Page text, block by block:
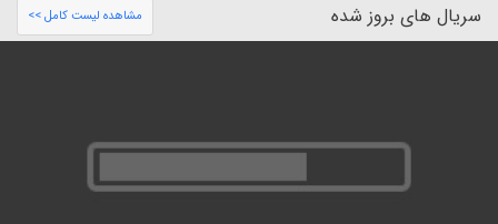
سریال های بروز شده مشاهده لیست کامل >>